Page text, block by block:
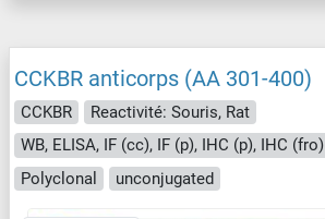
CCKBR anticorps (AA 301-400)
CCKBR
Reactivité: Souris, Rat
WB, ELISA, IF (cc), IF (p), IHC (p), IHC (fro)
Polyclonal
unconjugated